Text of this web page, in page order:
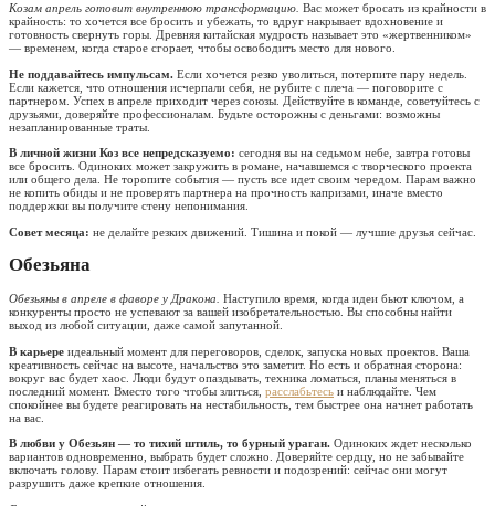
Козам апрель готовит внутреннюю трансформацию. Вас может бросать из крайности в
крайность: то хочется все бросить и убежать, то вдруг накрывает вдохновение и
готовность свернуть горы. Древняя китайская мудрость называет это «жертвенником»
— временем, когда старое сгорает, чтобы освободить место для нового.
Не поддавайтесь импульсам. Если хочется резко уволиться, потерпите пару недель.
Если кажется, что отношения исчерпали себя, не рубите с плеча — поговорите с
партнером. Успех в апреле приходит через союзы. Действуйте в команде, советуйтесь с
друзьями, доверяйте профессионалам. Будьте осторожны с деньгами: возможны
незапланированные траты.
В личной жизни Коз все непредсказуемо: сегодня вы на седьмом небе, завтра готовы
все бросить. Одиноких может закружить в романе, начавшемся с творческого проекта
или общего дела. Не торопите события — пусть все идет своим чередом. Парам важно
не копить обиды и не проверять партнера на прочность капризами, иначе вместо
поддержки вы получите стену непонимания.
Совет месяца: не делайте резких движений. Тишина и покой — лучшие друзья сейчас.
Обезьяна
Обезьяны в апреле в фаворе у Дракона. Наступило время, когда идеи бьют ключом, а
конкуренты просто не успевают за вашей изобретательностью. Вы способны найти
выход из любой ситуации, даже самой запутанной.
В карьере идеальный момент для переговоров, сделок, запуска новых проектов. Ваша
креативность сейчас на высоте, начальство это заметит. Но есть и обратная сторона:
вокруг вас будет хаос. Люди будут опаздывать, техника ломаться, планы меняться в
последний момент. Вместо того чтобы злиться, расслабьтесь и наблюдайте. Чем
спокойнее вы будете реагировать на нестабильность, тем быстрее она начнет работать
на вас.
В любви у Обезьян — то тихий штиль, то бурный ураган. Одиноких ждет несколько
вариантов одновременно, выбрать будет сложно. Доверяйте сердцу, но не забывайте
включать голову. Парам стоит избегать ревности и подозрений: сейчас они могут
разрушить даже крепкие отношения.